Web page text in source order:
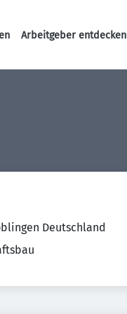
Haupt-Navigation
Arbeitgeber entdecken
Deutschland